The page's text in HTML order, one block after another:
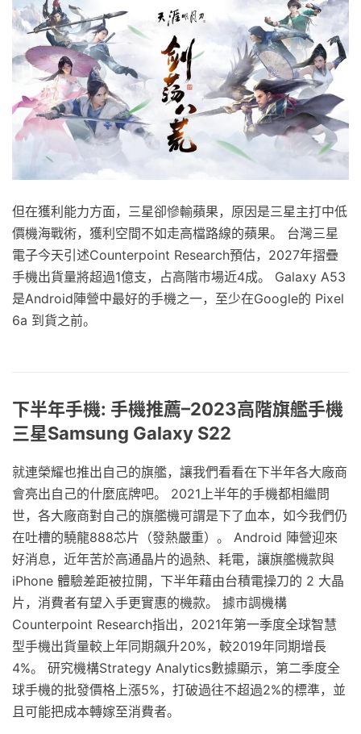
但在獲利能力方面，三星卻慘輸蘋果，原因是三星主打中低
價機海戰術，獲利空間不如走高檔路線的蘋果。 台灣三星
電子今天引述Counterpoint Research預估，2027年摺疊
手機出貨量將超過1億支，占高階市場近4成。 Galaxy A53
是Android陣營中最好的手機之一，至少在Google的 Pixel
6a 到貨之前。
下半年手機: 手機推薦–2023高階旗艦手機
三星Samsung Galaxy S22
就連榮耀也推出自己的旗艦，讓我們看看在下半年各大廠商
會亮出自己的什麼底牌吧。 2021上半年的手機都相繼問
世，各大廠商對自己的旗艦機可謂是下了血本，如今我們仍
在吐槽的驍龍888芯片（發熱嚴重）。 Android 陣營迎來
好消息，近年苦於高通晶片的過熱、耗電，讓旗艦機款與
iPhone 體驗差距被拉開，下半年藉由台積電操刀的 2 大晶
片，消費者有望入手更實惠的機款。 據市調機構
Counterpoint Research指出，2021年第一季度全球智慧
型手機出貨量較上年同期飆升20%，較2019年同期增長
4%。 研究機構Strategy Analytics數據顯示，第二季度全
球手機的批發價格上漲5%，打破過往不超過2%的標準，並
且可能把成本轉嫁至消費者。